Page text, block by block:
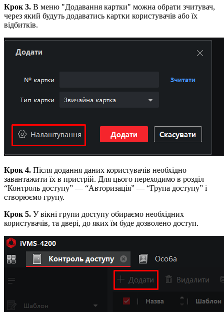
Крок 3. В меню "Додавання картки" можна обрати зчитувач,
через який будуть додаватись картки користувачів або їх
відбитків.
Крок 4. Після додання даних користувачів необхідно
завантажити їх в пристрій. Для цього переходимо в розділ
“Контроль доступу” — “Авторизація” — “Група доступу” і
створюємо групу.
Крок 5. У вікні групи доступу обираємо необхідних
користувачів, та двері, до яких їм буде дозволено доступ.